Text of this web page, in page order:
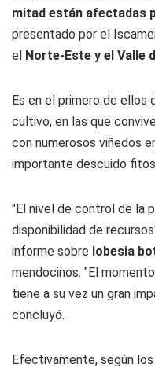
mitad están afectadas
presentado por el
el Norte-Este y el Valle
Es en el primero de ellos
cultivo, en las que
con numerosos viñedos
importante descuido
"El nivel de control de la
disponibilidad de
informe sobre lobesia
mendocinos. "El
tiene a su vez un gran
concluyó.
Efectivamente, según